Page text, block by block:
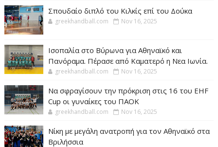
Σπουδαίο διπλό του Κιλκίς επί του Δούκα
greekhandball.com Nov 16, 2025
Ισοπαλία στο Βύρωνα για Αθηναϊκό και
Πανόραμα. Πέρασε από Καματερό η Νεα Ιωνία.
greekhandball.com Nov 16, 2025
Να σφραγίσουν την πρόκριση στις 16 του EHF
Cup οι γυναίκες του ΠΑΟΚ
greekhandball.com Nov 16, 2025
Νίκη με μεγάλη ανατροπή για τον Αθηναϊκό στα
Βριλήσσια